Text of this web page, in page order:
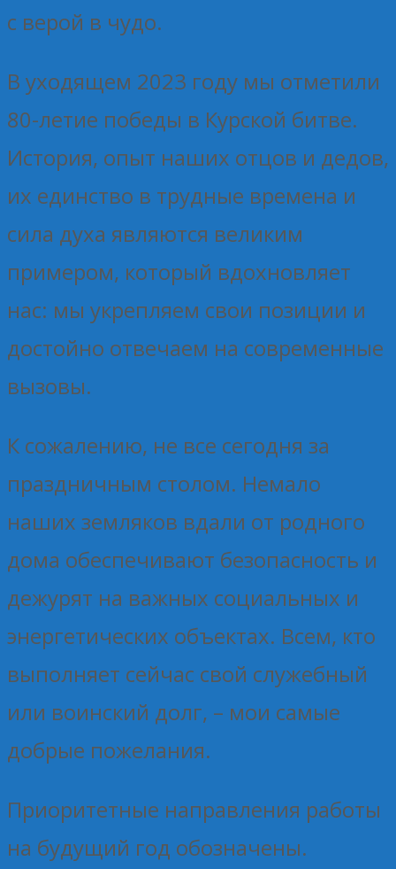
с верой в чудо.
В уходящем 2023 году мы отметили
80-летие победы в Курской битве.
История, опыт наших отцов и дедов,
их единство в трудные времена и
сила духа являются великим
примером, который вдохновляет
нас: мы укрепляем свои позиции и
достойно отвечаем на современные
вызовы.
К сожалению, не все сегодня за
праздничным столом. Немало
наших земляков вдали от родного
дома обеспечивают безопасность и
дежурят на важных социальных и
энергетических объектах. Всем, кто
выполняет сейчас свой служебный
или воинский долг, – мои самые
добрые пожелания.
Приоритетные направления работы
на будущий год обозначены.